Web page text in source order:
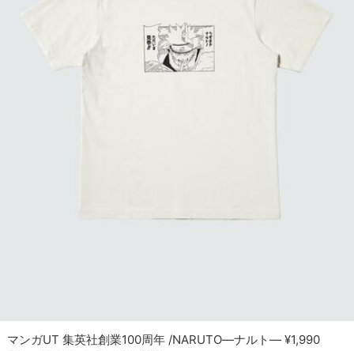
マンガUT 集英社創業100周年 /NARUTO―ナルト― ¥1,990